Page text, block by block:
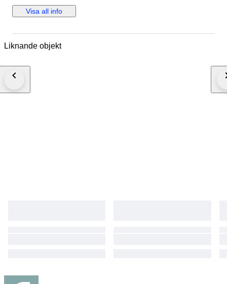
Fits up to 15-15.5 cm wrist approximately Clasp: Hidden Deployment
Case Back: Solid Condition: Worn & Very good condition Movement:
Paper (The box that appears in the photos is my shooting platform.) **I will
finds you as soon as possible (takes usually 3-5 days *we don't guarantee
Visa all info
Liknande objekt